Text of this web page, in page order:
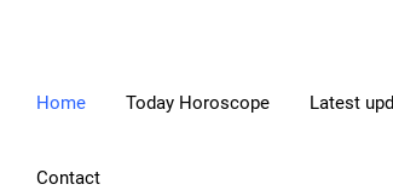
Home Today Horoscope Latest
Contact